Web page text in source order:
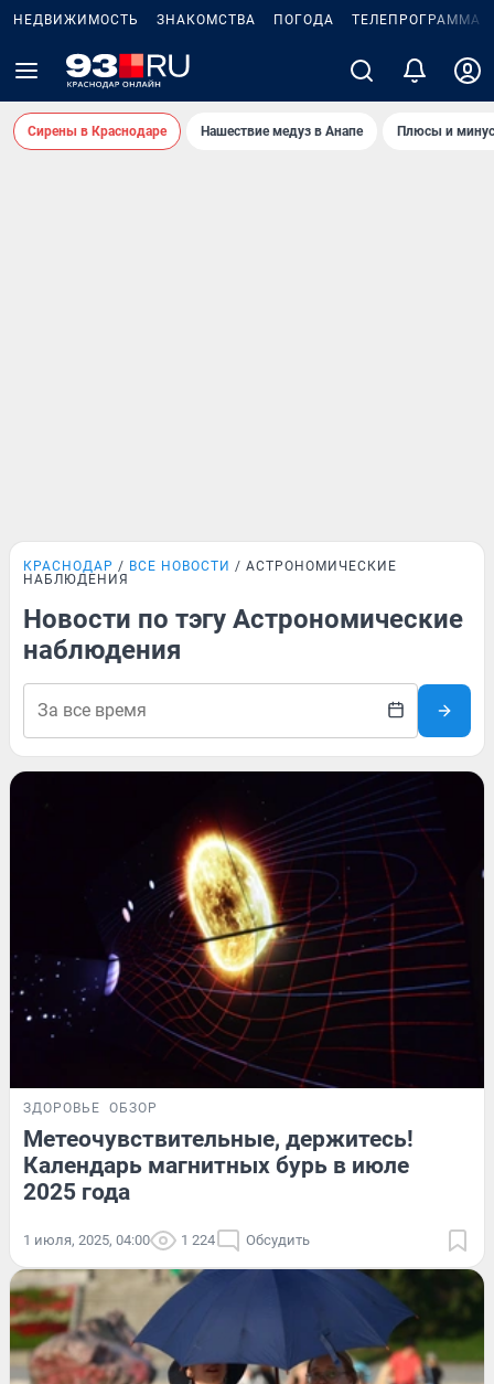
НЕДВИЖИМОСТЬ ЗНАКОМСТВА ПОГОДА ТЕЛЕПРОГРАММА
Сирены в Краснодаре Нашествие медуз в Анапе Плюсы и
КРАСНОДАР ВСЕ НОВОСТИ
АСТРОНОМИЧЕСКИЕ
НАБЛЮДЕНИЯ
Новости по тэгу Астрономические
наблюдения
ЗДОРОВЬЕ ОБЗОР
Метеочувствительные, держитесь!
Календарь магнитных бурь в июле
2025 года
1 июля, 2025, 04:00 1 224 Обсудить